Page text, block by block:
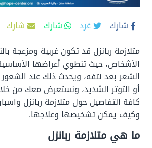
شارك غرد شارك
شارك
متلازمة ربانزل قد تكون غريبة ومزعجة
الأشخاص، حيث تنطوي أعراضها
الشعر بعد نتفه، ويحدث ذلك عند
أو التوتر الشديد، ونستعرض معك من
كافة التفاصيل حول متلازمة ربانزل
وكيف يمكن تشخيصها وعلاجها.
ما هي متلازمة ربانزل